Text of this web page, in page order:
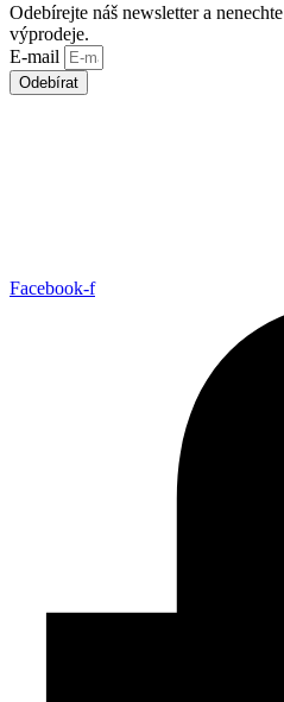
Odebírejte náš newsletter a
výprodeje.
E-mail
Odebírat
Facebook-f